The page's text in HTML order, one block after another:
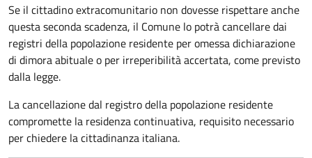
Se il cittadino extracomunitario non dovesse rispettare anche
questa seconda scadenza, il Comune lo potrà cancellare dai
registri della popolazione residente per omessa dichiarazione
di dimora abituale o per irreperibilità accertata, come previsto
dalla legge.
La cancellazione dal registro della popolazione residente
compromette la residenza continuativa, requisito necessario
per chiedere la cittadinanza italiana.